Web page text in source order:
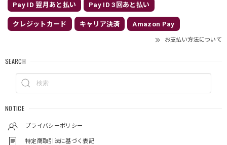
Pay ID 翌月あと払い Pay ID 3回あと払い
クレジットカード キャリア決済 Amazon Pay
お支払い方法について
SEARCH
NOTICE
プライバシーポリシー
特定商取引法に基づく表記